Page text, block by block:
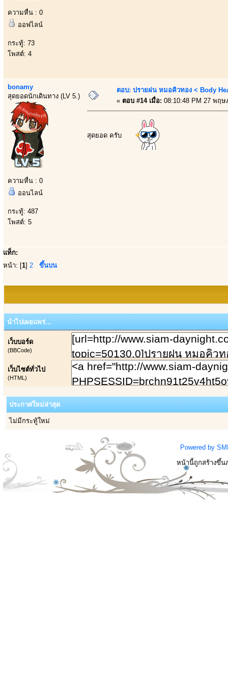
ความหื่น : 0
ออฟไลน์
กระทู้: 73
โพสต์: 4
bonamy
สุดยอดนักเดินทาง (LV 5.)
ความหื่น : 0
ออนไลน์
กระทู้: 487
โพสต์: 5
ตอบ: ปรายฝน หมอคิวทอง < Body
« ตอบ #14 เมื่อ: 08:10:48 PM 27 พฤ
สุดยอด ครับ
แท็ก:
หน้า: [1] 2 ขึ้นบน
นำไปเผยแพร่...
เว็บบอร์ด
(BBCode)
เว็บไซต์ทั่วไป
(HTML)
ประกาศใหม่ล่าสุด
ไม่มีกระทู้ใหม่
Powered by
หน้านี้ถูกสร้างขึ้น